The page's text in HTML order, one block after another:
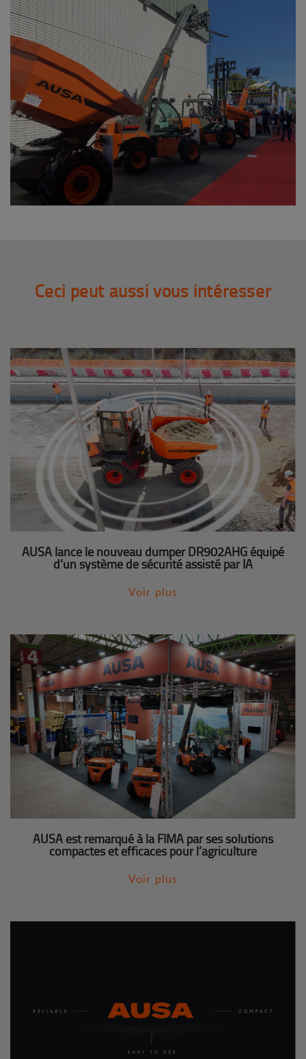
Ceci peut aussi vous intéresser
AUSA lance le nouveau dumper DR902AHG équipé
d’un système de sécurité assisté par IA
Voir plus
AUSA est remarqué à la FIMA par ses solutions
compactes et efficaces pour l’agriculture
Voir plus